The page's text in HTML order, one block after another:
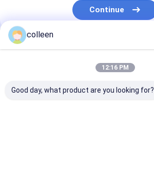
cabo de fibra ótica subterrâneo
Figura 8 cabo de fibra ótica
cabo de fibra ótica do opgw
Continue
Nossas Categorias
colleen
12:16 PM
Good day, what product are you looking for?